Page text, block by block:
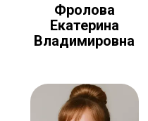
Фролова
Екатерина
Владимировна